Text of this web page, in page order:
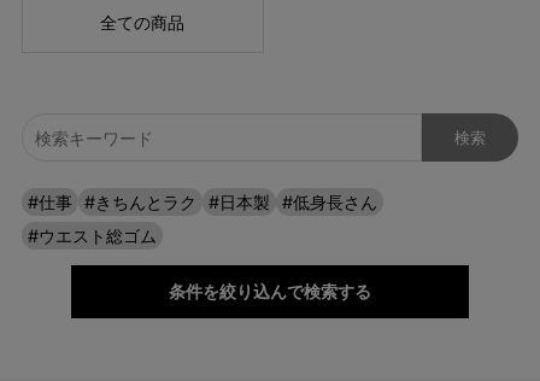
く使える」という基本を忠実に守り、独自デザインのパンツ
ストレッチパンツへのこだわり
全ての商品
#仕事 #きちんとラク #日本製
#低身長さん
#ウエスト総ゴム
条件を絞り込んで検索する